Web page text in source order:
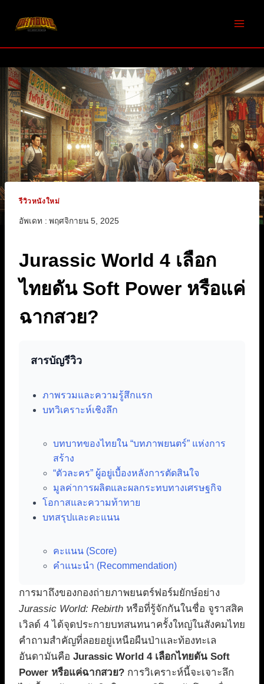
รีวิวหนังใหม่
อัพเดท : พฤศจิกายน 5, 2025
Jurassic World 4 เลือก
ไทยดัน Soft Power หรือแค่
ฉากสวย?
สารบัญรีวิว
ภาพรวมและความรู้สึกแรก
บทวิเคราะห์เชิงลึก
บทบาทของไทยใน “บทภาพยนตร์” แห่งการ
สร้าง
“ตัวละคร” ผู้อยู่เบื้องหลังการตัดสินใจ
มูลค่าการผลิตและผลกระทบทางเศรษฐกิจ
โอกาสและความท้าทาย
บทสรุปและคะแนน
คะแนน (Score)
คำแนะนำ (Recommendation)
การมาถึงของกองถ่ายภาพยนตร์ฟอร์มยักษ์อย่าง
Jurassic World: Rebirth หรือที่รู้จักกันในชื่อ จูราสสิค
เวิลด์ 4 ได้จุดประกายบทสนทนาครั้งใหญ่ในสังคมไทย
คำถามสำคัญที่ลอยอยู่เหนือผืนป่าและท้องทะเล
อันดามันคือ Jurassic World 4 เลือกไทยดัน Soft
Power หรือแค่ฉากสวย? การวิเคราะห์นี้จะเจาะลึก